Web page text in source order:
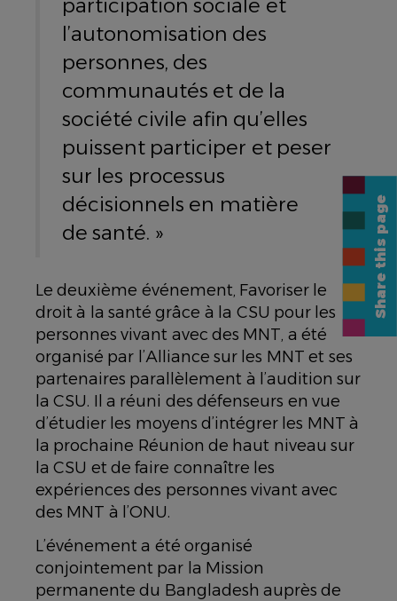
l’autonomisation des
personnes, des
communautés et de la
société civile afin qu’elles
puissent participer et peser
sur les processus
décisionnels en matière
de santé. »
Le deuxième événement, Favoriser le
droit à la santé grâce à la CSU pour les
personnes vivant avec des MNT, a été
organisé par l’Alliance sur les MNT et ses
partenaires parallèlement à l’audition sur
la CSU. Il a réuni des défenseurs en vue
d’étudier les moyens d’intégrer les MNT à
la prochaine Réunion de haut niveau sur
la CSU et de faire connaître les
expériences des personnes vivant avec
des MNT à l’ONU.
L’événement a été organisé
conjointement par la Mission
permanente du Bangladesh auprès de
Share this page